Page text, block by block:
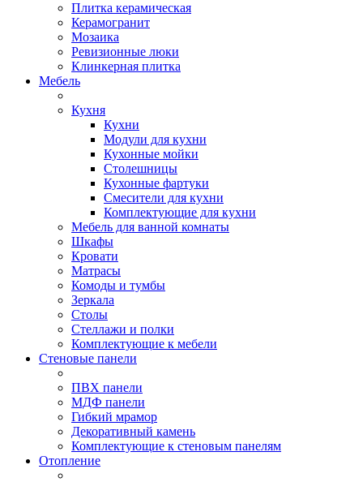
Плитка керамическая
Керамогранит
Мозаика
Ревизионные люки
Клинкерная плитка
Мебель
Кухня
Кухни
Модули для кухни
Кухонные мойки
Столешницы
Кухонные фартуки
Смесители для кухни
Комплектующие для кухни
Мебель для ванной комнаты
Шкафы
Кровати
Матрасы
Комоды и тумбы
Зеркала
Столы
Стеллажи и полки
Комплектующие к мебели
Стеновые панели
ПВХ панели
МДФ панели
Гибкий мрамор
Декоративный камень
Комплектующие к стеновым панелям
Отопление